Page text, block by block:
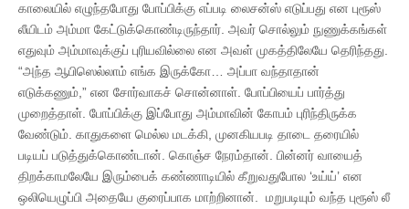
காலையில் எழுந்தபோது போப்பிக்கு எப்படி லைசன்ஸ் எடுப்பது என புரூஸ்
லீயிடம் அம்மா கேட்டுக்கொண்டிருந்தார். அவர் சொல்லும் நுணுக்கங்கள்
எதுவும் அம்மாவுக்குப் புரியவில்லை என அவள் முகத்திலேயே தெரிந்தது.
“அந்த ஆபிஸெல்லாம் எங்க இருக்கோ… அப்பா வந்தாதான்
எடுக்கணும்,” என சோர்வாகச் சொன்னாள். போப்பியைப் பார்த்து
முறைத்தாள். போப்பிக்கு இப்போது அம்மாவின் கோபம் புரிந்திருக்க
வேண்டும். காதுகளை மெல்ல மடக்கி, முனகியபடி தாடை தரையில்
படியப் படுத்துக்கொண்டான். கொஞ்ச நேரம்தான். பின்னர் வாயைத்
திறக்காமலேயே இரும்பைக் கண்ணாடியில் கீறுவதுபோல ‘உய்ய்’ என
ஒலியெழுப்பி அதையே குரைப்பாக மாற்றினான். மறுபடியும் வந்த புரூஸ் லீ